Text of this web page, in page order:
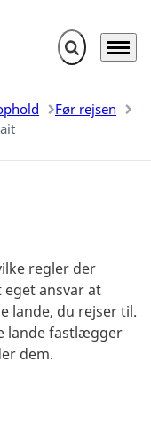
Fold søgefelt
Menu
Før rejsen
regler der
ansvar at
lande, du rejser til.
lande fastlægger
dem.